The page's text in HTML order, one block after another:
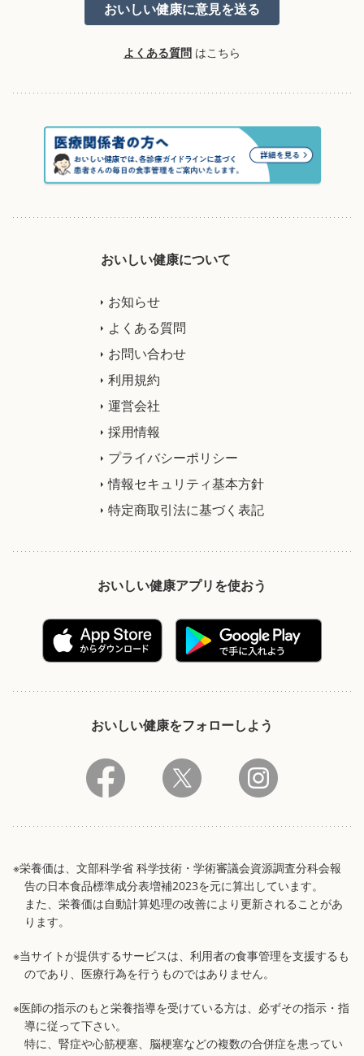
よくある質問 はこちら
おいしい健康について
お知らせ
よくある質問
お問い合わせ
利用規約
運営会社
採用情報
プライバシーポリシー
情報セキュリティ基本方針
特定商取引法に基づく表記
おいしい健康アプリを使おう
おいしい健康をフォローしよう
※栄養価は、文部科学省 科学技術・学術審議会資源調査分科会報
告の日本食品標準成分表増補2023を元に算出しています。
また、栄養価は自動計算処理の改善により更新されることがあ
ります。
※当サイトが提供するサービスは、利用者の食事管理を支援するも
のであり、医療行為を行うものではありません。
※医師の指示のもと栄養指導を受けている方は、必ずその指示・指
導に従って下さい。
特に、腎症や心筋梗塞、脳梗塞などの複数の合併症を患ってい